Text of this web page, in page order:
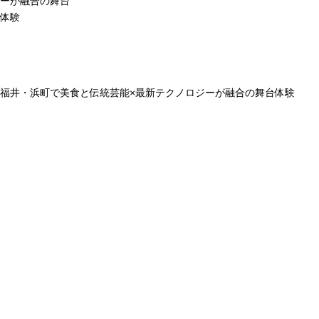
体験
福井・浜町で美食と伝統芸能×最新テクノロジーが融合の舞台体験